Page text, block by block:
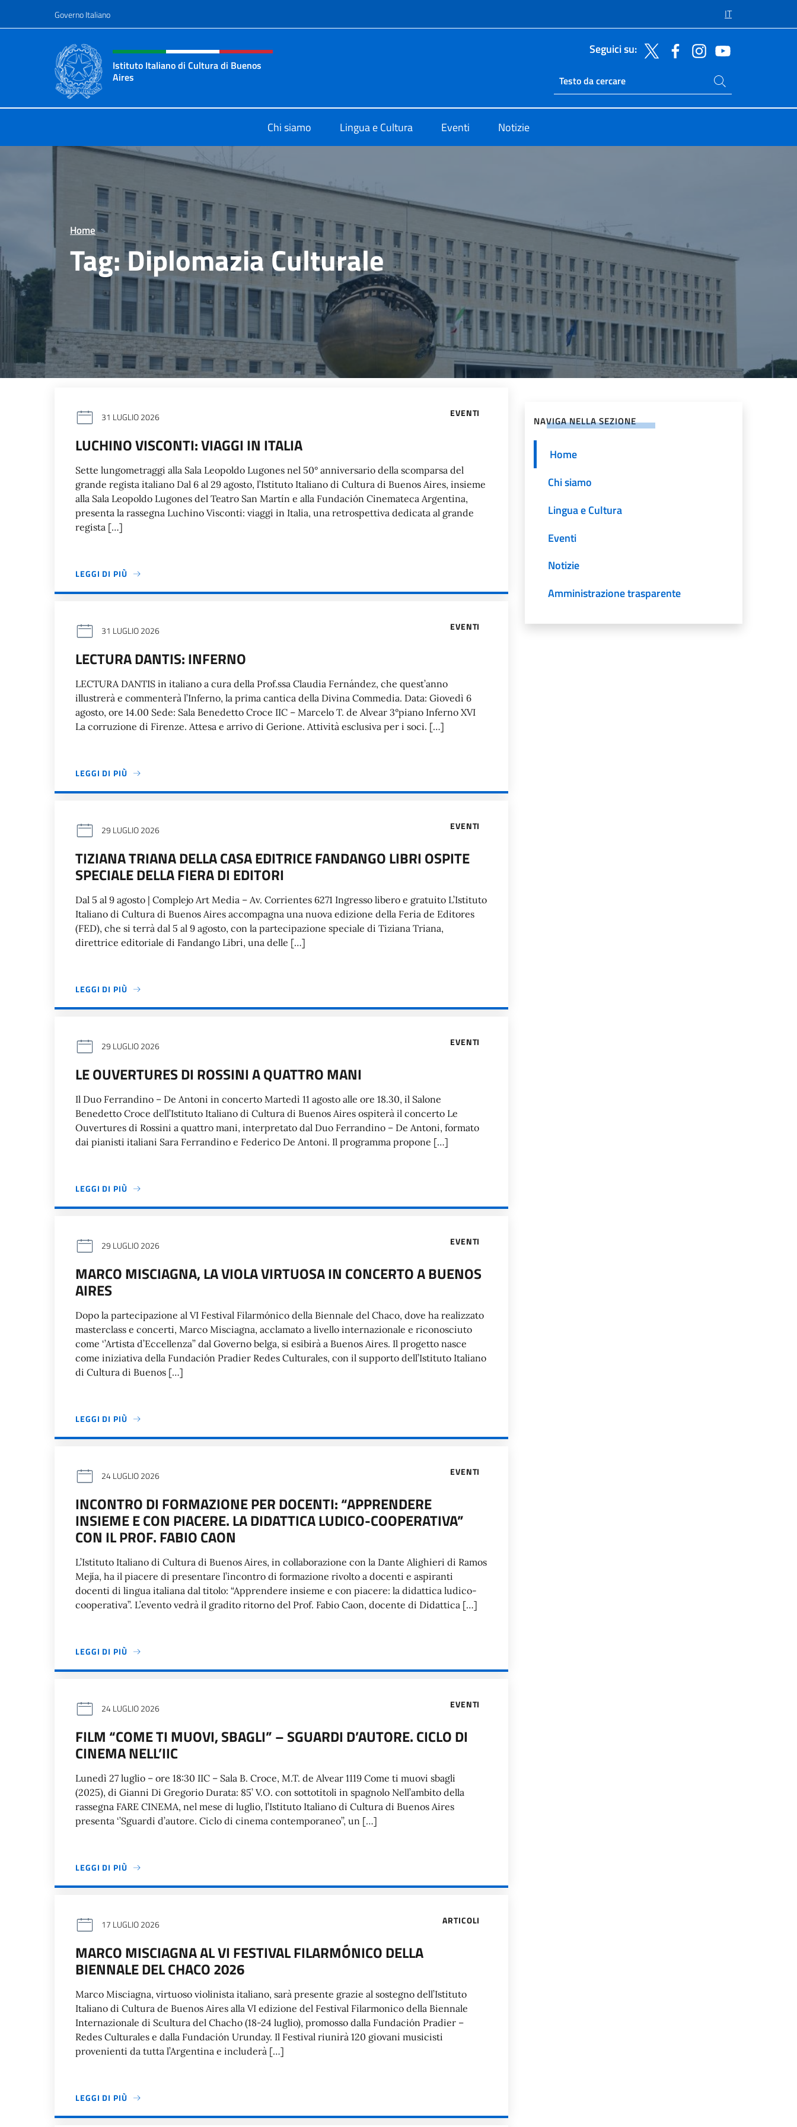
Governo Italiano IT
Intestazione sito, social e menù
Istituto Italiano di Cultura di Buenos
Aires
Seguici su:
Ricerca sito live
Cerca nel sito
Chi siamo Lingua e Cultura Eventi Notizie
Home >
Tag:Diplomazia Culturale
EVENTI
31 LUGLIO 2026
LUCHINO VISCONTI: VIAGGI IN ITALIA
Sette lungometraggi alla Sala Leopoldo Lugones nel 50° anniversario della scomparsa del
grande regista italiano Dal 6 al 29 agosto, l’Istituto Italiano di Cultura di Buenos Aires, insieme
alla Sala Leopoldo Lugones del Teatro San Martín e alla Fundación Cinemateca Argentina,
presenta la rassegna Luchino Visconti: viaggi in Italia, una retrospettiva dedicata al grande
regista […]
LEGGI DI PIÙ
EVENTI
31 LUGLIO 2026
LECTURA DANTIS: INFERNO
LECTURA DANTIS in italiano a cura della Prof.ssa Claudia Fernández, che quest’anno
illustrerà e commenterà l’Inferno, la prima cantica della Divina Commedia. Data: Giovedì 6
agosto, ore 14.00 Sede: Sala Benedetto Croce IIC – Marcelo T. de Alvear 3°piano Inferno XVI
La corruzione di Firenze. Attesa e arrivo di Gerione. Attività esclusiva per i soci. […]
LEGGI DI PIÙ
EVENTI
29 LUGLIO 2026
TIZIANA TRIANA DELLA CASA EDITRICE FANDANGO LIBRI OSPITE
SPECIALE DELLA FIERA DI EDITORI
Dal 5 al 9 agosto | Complejo Art Media – Av. Corrientes 6271 Ingresso libero e gratuito L’Istituto
Italiano di Cultura di Buenos Aires accompagna una nuova edizione della Feria de Editores
(FED), che si terrà dal 5 al 9 agosto, con la partecipazione speciale di Tiziana Triana,
direttrice editoriale di Fandango Libri, una delle […]
LEGGI DI PIÙ
EVENTI
29 LUGLIO 2026
LE OUVERTURES DI ROSSINI A QUATTRO MANI
Il Duo Ferrandino – De Antoni in concerto Martedì 11 agosto alle ore 18.30, il Salone
Benedetto Croce dell’Istituto Italiano di Cultura di Buenos Aires ospiterà il concerto Le
Ouvertures di Rossini a quattro mani, interpretato dal Duo Ferrandino – De Antoni, formato
dai pianisti italiani Sara Ferrandino e Federico De Antoni. Il programma propone […]
LEGGI DI PIÙ
EVENTI
29 LUGLIO 2026
MARCO MISCIAGNA, LA VIOLA VIRTUOSA IN CONCERTO A BUENOS
AIRES
Dopo la partecipazione al VI Festival Filarmónico della Biennale del Chaco, dove ha realizzato
masterclass e concerti, Marco Misciagna, acclamato a livello internazionale e riconosciuto
come ‘’Artista d’Eccellenza’’ dal Governo belga, si esibirà a Buenos Aires. Il progetto nasce
come iniziativa della Fundación Pradier Redes Culturales, con il supporto dell’Istituto Italiano
di Cultura di Buenos […]
LEGGI DI PIÙ
EVENTI
24 LUGLIO 2026
INCONTRO DI FORMAZIONE PER DOCENTI: “APPRENDERE
INSIEME E CON PIACERE. LA DIDATTICA LUDICO-COOPERATIVA”
CON IL PROF. FABIO CAON
L’Istituto Italiano di Cultura di Buenos Aires, in collaborazione con la Dante Alighieri di Ramos
Mejía, ha il piacere di presentare l’incontro di formazione rivolto a docenti e aspiranti
docenti di lingua italiana dal titolo: “Apprendere insieme e con piacere: la didattica ludico-
cooperativa”. L’evento vedrà il gradito ritorno del Prof. Fabio Caon, docente di Didattica […]
LEGGI DI PIÙ
EVENTI
24 LUGLIO 2026
FILM “COME TI MUOVI, SBAGLI” – SGUARDI D’AUTORE. CICLO DI
CINEMA NELL’IIC
Lunedì 27 luglio – ore 18:30 IIC – Sala B. Croce, M.T. de Alvear 1119 Come ti muovi sbagli
(2025), di Gianni Di Gregorio Durata: 85’ V.O. con sottotitoli in spagnolo Nell’ambito della
rassegna FARE CINEMA, nel mese di luglio, l’Istituto Italiano di Cultura di Buenos Aires
presenta ‘’Sguardi d’autore. Ciclo di cinema contemporaneo’’, un […]
LEGGI DI PIÙ
ARTICOLI
17 LUGLIO 2026
MARCO MISCIAGNA AL VI FESTIVAL FILARMÓNICO DELLA
BIENNALE DEL CHACO 2026
Marco Misciagna, virtuoso violinista italiano, sarà presente grazie al sostegno dell’Istituto
Italiano di Cultura de Buenos Aires alla VI edizione del Festival Filarmonico della Biennale
Internazionale di Scultura del Chacho (18-24 luglio), promosso dalla Fundación Pradier –
Redes Culturales e dalla Fundación Urunday. Il Festival riunirà 120 giovani musicisti
provenienti da tutta l’Argentina e includerà […]
LEGGI DI PIÙ
NAVIGA NELLA SEZIONE
Home
Chi siamo
Lingua e Cultura
Eventi
Notizie
Amministrazione trasparente